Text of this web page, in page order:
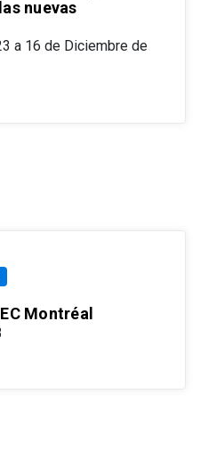
nuevas
a 16 de Diciembre de
Montréal